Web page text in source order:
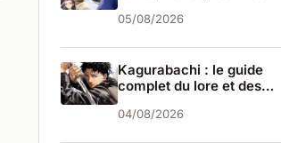
05/08/2026
Kagurabachi : le guide
complet du lore et des
04/08/2026